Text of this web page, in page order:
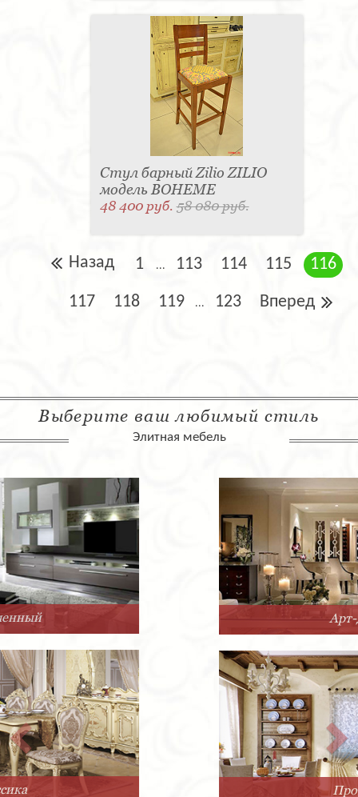
Стул барный Zilio ZILIO
модель BOHEME
48 400 руб.58 080 руб.
Назад 1 ... 113 114 115 116
117 118 119 ... 123 Вперед
Выберите ваш любимый стиль
Элитная мебель